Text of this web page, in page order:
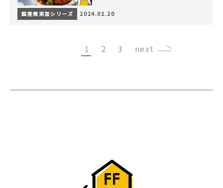
国産無添加シリーズ 2024.02.20
1 2 3 ›